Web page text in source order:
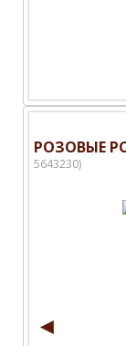
РОЗОВЫЕ
5643230)
◄